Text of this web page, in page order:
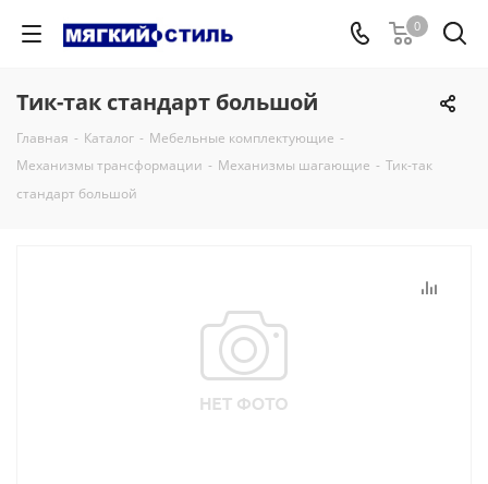
0
Тик-так стандарт большой
Главная - Каталог - Мебельные комплектующие -
Механизмы трансформации - Механизмы шагающие - Тик-так
стандарт большой